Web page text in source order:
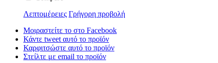
Λεπτομέρειες Γρήγορη προβολή
Μοιραστείτε το στο Facebook
Κάντε tweet αυτό το προϊόν
Καρφιτσώστε αυτό το προϊόν
Στείλτε με email το προϊόν